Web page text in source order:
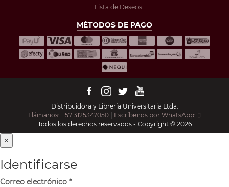
Lista de Deseos
MÉTODOS DE PAGO
Distribuidora y Librería Universitaria Ltda.
Llámanos: +57 3125347050 | Escríbenos por WhatsApp:
Todos los derechos reservados - Copyright © 2026
×
Identificarse
Correo electrónico *